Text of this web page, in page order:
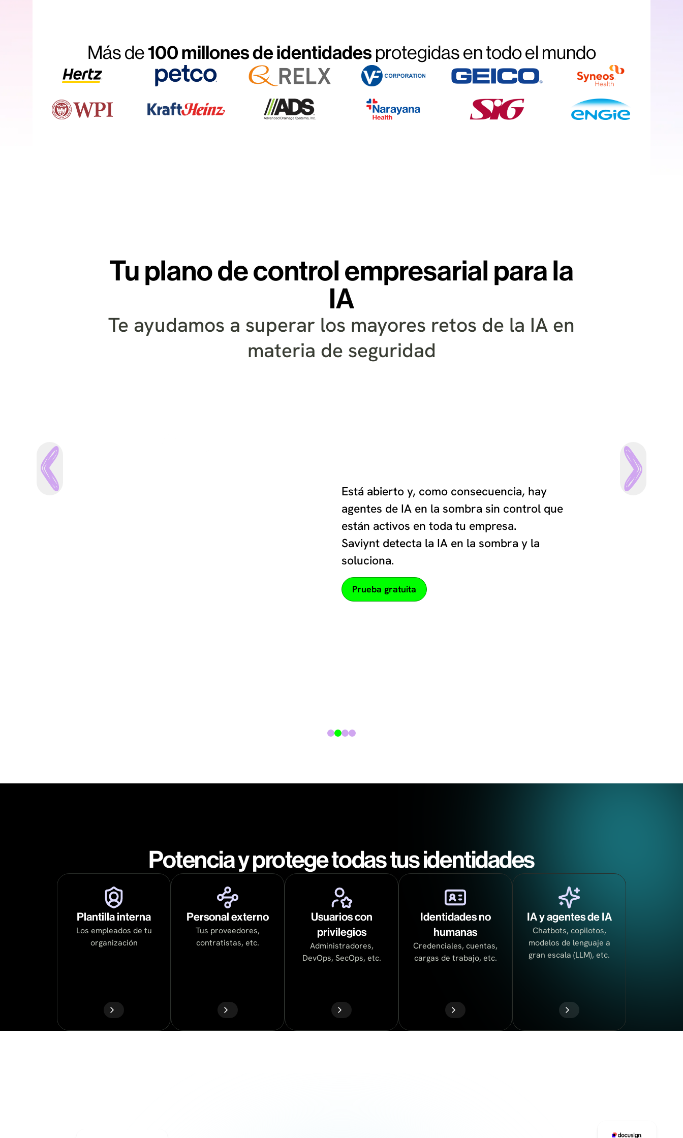
Más de100 millones de identidadesprotegidas en todo el mundo
Tu plano de control empresarial para la
IA
Te ayudamos a superar los mayores retos de la IA en
materia de seguridad
Está abierto y, como consecuencia, hay
agentes de IA en la sombra sin control que
están activos en toda tu empresa.
Saviynt detecta la IA en la sombra y la
soluciona.
Prueba gratuita
Potencia y protege todas tus identidades
Plantilla interna
Los empleados de tu
organización
Personal externo
Tus proveedores,
contratistas, etc.
Usuarios con
privilegios
Administradores,
DevOps, SecOps, etc.
Identidades no
humanas
Credenciales, cuentas,
cargas de trabajo, etc.
IA y agentes de IA
Chatbots, copilotos,
modelos de lenguaje a
gran escala (LLM), etc.